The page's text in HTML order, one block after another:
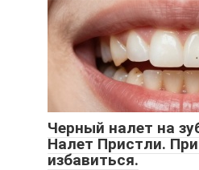
Черный налет на
Налет Пристли.
избавиться.